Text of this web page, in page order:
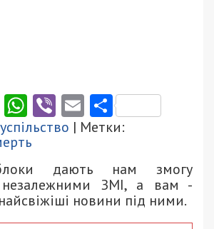
Twitter
WhatsApp
ViberEmail
| Метки:
дають нам змогу
незалежними ЗМІ, а вам -
новини під ними.